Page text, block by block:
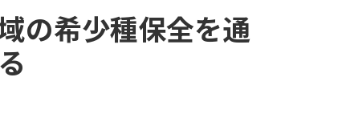
大学・短大の資料種類から
大学パンフ
学部・学科パンフ
の希少種保全を通